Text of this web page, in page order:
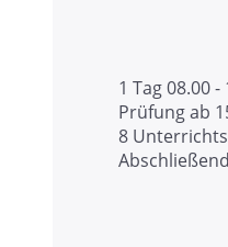
1 Tag 08.00
Prüfung ab
8